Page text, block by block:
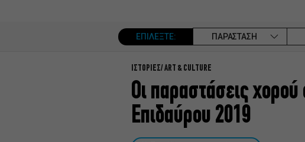
ΕΠΙΛΕΞΤΕ: ΠΑΡΑΣΤΑΣΗ
ΙΣΤΟΡΙΕΣ ART & CULTURE
Οι παραστάσεις
Επιδαύρου 2019